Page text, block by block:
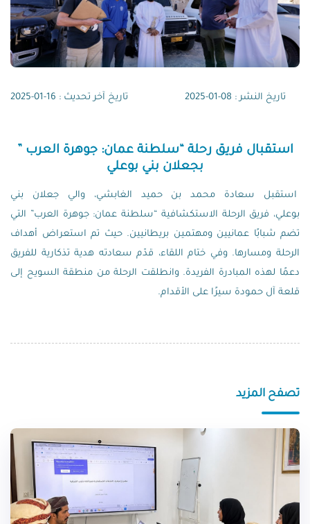
تاريخ النشر : 08-01-2025 تاريخ آخر تحديث : 16-01-2025
استقبال فريق رحلة “سلطنة عمان: جوهرة العرب ”
بجعلان بني بوعلي
استقبل سعادة محمد بن حميد الغابشي، والي جعلان بني
بوعلي، فريق الرحلة الاستكشافية “سلطنة عمان: جوهرة العرب” التي
تضم شبابًا عمانيين ومهتمين بريطانيين. حيث تم استعراض أهداف
الرحلة ومسارها. وفي ختام اللقاء، قدّم سعادته هدية تذكارية للفريق
دعمًا لهذه المبادرة الفريدة. وانطلقت الرحلة من منطقة السويح إلى
قلعة آل حمودة سيرًا على الأقدام.
تصفح المزيد